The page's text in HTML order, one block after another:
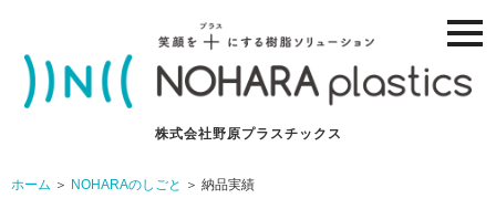
ナ
ビ
ー
株式会社野原プラスチックス
ホーム ＞ NOHARAのしごと ＞ 納品実績